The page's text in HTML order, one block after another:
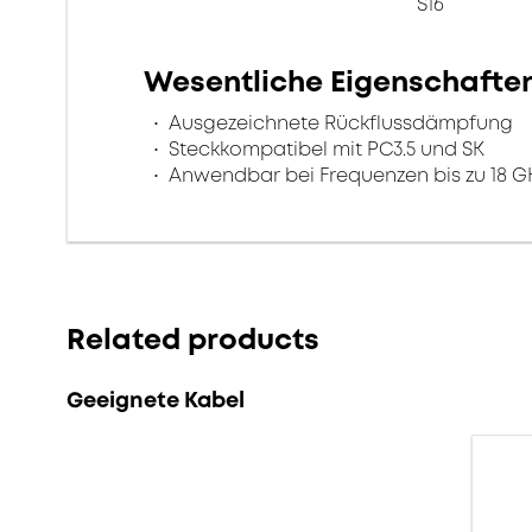
Wesentliche
Ausgezeichnete Rückflussdämpfung
Steckkompatibel mit PC3.5 und SK
Anwendbar bei Frequenzen bis zu 18
Related products
Geeignete Kabel